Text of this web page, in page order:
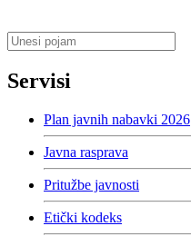
Servisi
Plan javnih nabavki 2026
Javna rasprava
Pritužbe javnosti
Etički kodeks